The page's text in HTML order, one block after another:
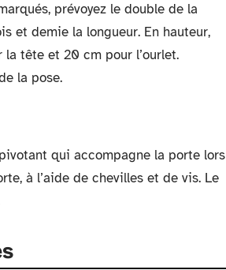
prévoyez le double de la
et demie la longueur. En hauteur,
tête et 20 cm pour l’ourlet.
la pose.
qui accompagne la porte lors
à l’aide de chevilles et de vis. Le